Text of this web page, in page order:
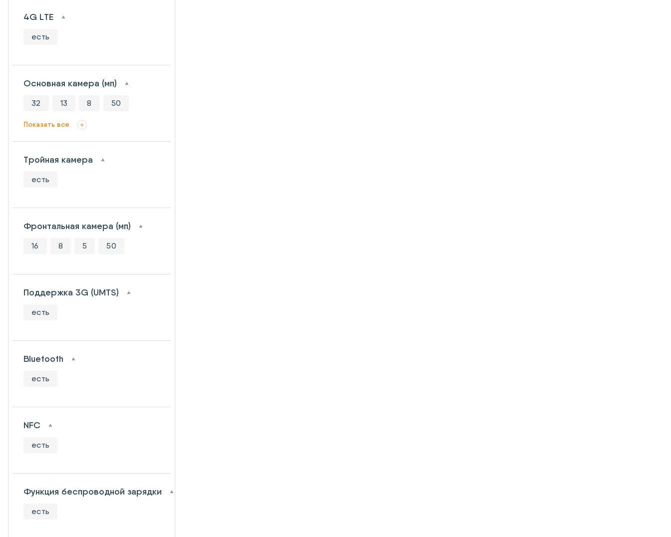
4G LTE
есть
Основная камера (мп)
32 13 8 50
Показать все
Тройная камера
есть
Фронтальная камера (мп)
16 8 5 50
Поддержка 3G (UMTS)
есть
Bluetooth
есть
NFC
есть
Функция беспроводной зарядки
есть